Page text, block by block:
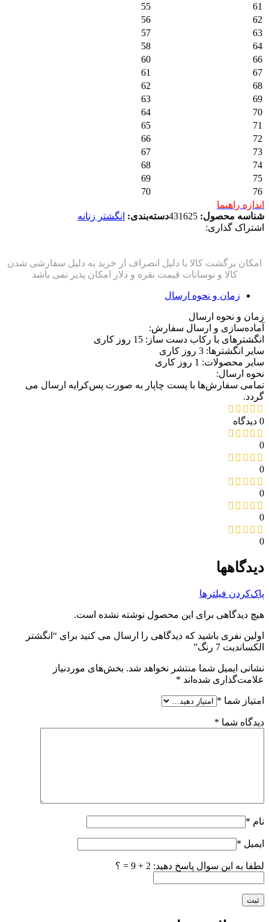
61
55
62
56
63
57
64
58
66
60
67
61
68
62
69
63
70
64
71
65
72
66
73
67
74
68
75
69
76
70
اندازه راهنما
شناسه محصول: 431625دسته‌بندی: انگشتر زنانه
اشتراک گذاری:
زمان و نحوه ارسال
زمان و نحوه ارسال
آماده‌سازی و ارسال سفارش:
انگشترهای با رکاب دست ساز: 15 روز کاری
سایر انگشترها: 3 روز کاری
سایر محصولات: 1 روز کاری
نحوه ارسال:
تمامی سفارش‌ها با پست چاپار به صورت پس‌کرایه ارسال می
گردد.
0 دیدگاه
0
0
0
0
0
دیدگاهها
پاک‌کردن فیلترها
هیچ دیدگاهی برای این محصول نوشته نشده است.
اولین نفری باشید که دیدگاهی را ارسال می کنید برای “انگشتر
الکساندیت 7 رنگ”
نشانی ایمیل شما منتشر نخواهد شد. بخش‌های موردنیاز
علامت‌گذاری شده‌اند *
امتیاز شما *
دیدگاه شما *
نام *
ایمیل *
لطفا به این سوال پاسخ دهید: 2 + 9 = ؟